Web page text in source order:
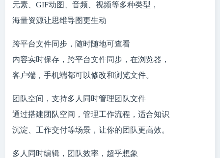
元素、GIF动图、音频、视频等多种类型，
海量资源让思维导图更生动
跨平台文件同步，随时随地可查看
内容实时保存，跨平台文件同步，在浏览器，
客户端，手机端都可以修改和浏览文件。
团队空间，支持多人同时管理团队文件
通过搭建团队空间，管理工作流程，适合知识
沉淀、工作交付等场景，让你的团队更高效。
多人同时编辑，团队效率，超乎想象